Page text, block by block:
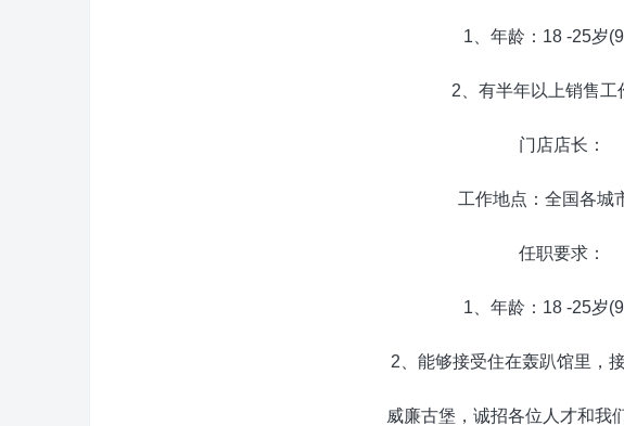
1、年龄：18 -25岁
2、有半年以上销售工
门店店长：
工作地点：全国各城
任职要求：
1、年龄：18 -25岁
2、能够接受住在轰趴馆里，接
威廉古堡，诚招各位人才和我